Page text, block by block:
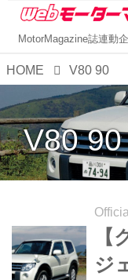
MotorMagazine誌連動
HOME V80 90
V80 90
【
ジ